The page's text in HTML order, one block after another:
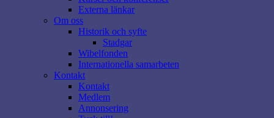
Externa länkar
Om oss
Historik och syfte
Stadgar
Wibelfonden
Internationella samarbeten
Kontakt
Kontakt
Medlem
Annonsering